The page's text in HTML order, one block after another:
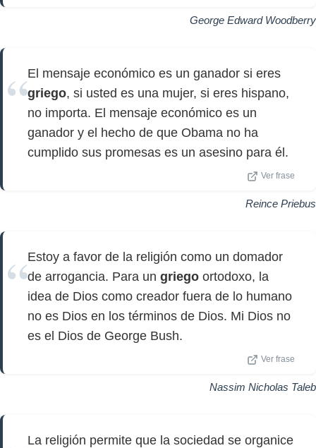
George Edward Woodberry
El mensaje económico es un ganador si eres
griego, si usted es una mujer, si eres hispano,
no importa. El mensaje económico es un
ganador y el hecho de que Obama no ha
cumplido sus promesas es un asesino para él.
Ver frase
Reince Priebus
Estoy a favor de la religión como un domador
de arrogancia. Para un griego ortodoxo, la
idea de Dios como creador fuera de lo humano
no es Dios en los términos de Dios. Mi Dios no
es el Dios de George Bush.
Ver frase
Nassim Nicholas Taleb
La religión permite que la sociedad se organice